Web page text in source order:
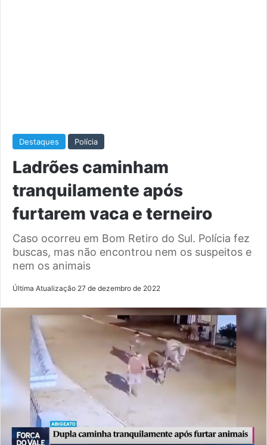
Destaques Polícia
Ladrões caminham
tranquilamente após
furtarem vaca e terneiro
Caso ocorreu em Bom Retiro do Sul. Polícia fez
buscas, mas não encontrou nem os suspeitos e
nem os animais
Última Atualização 27 de dezembro de 2022